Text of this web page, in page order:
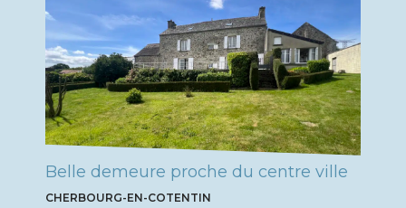
Belle demeure proche du centre ville
CHERBOURG-EN-COTENTIN